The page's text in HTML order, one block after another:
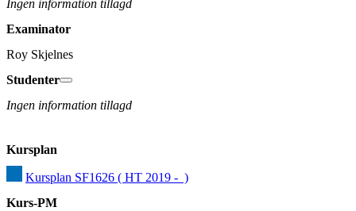
Ingen information tillagd
Examinator
Roy Skjelnes
Studenter
Ingen information tillagd
Kursplan
Kursplan SF1626 ( HT 2019 -  )
Kurs-PM